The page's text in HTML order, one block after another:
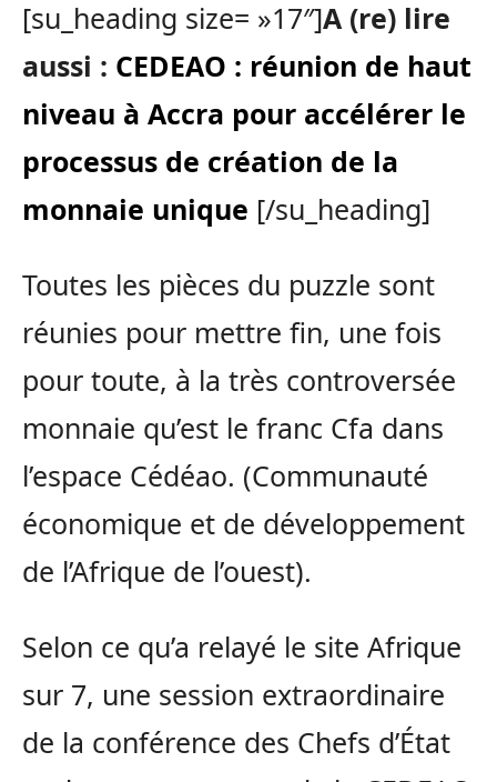
[su_heading size= »17″]A (re) lire
aussi : CEDEAO : réunion de haut
niveau à Accra pour accélérer le
processus de création de la
monnaie unique [/su_heading]
Toutes les pièces du puzzle sont
réunies pour mettre fin, une fois
pour toute, à la très controversée
monnaie qu’est le franc Cfa dans
l’espace Cédéao. (Communauté
économique et de développement
de l’Afrique de l’ouest).
Selon ce qu’a relayé le site Afrique
sur 7, une session extraordinaire
de la conférence des Chefs d’État